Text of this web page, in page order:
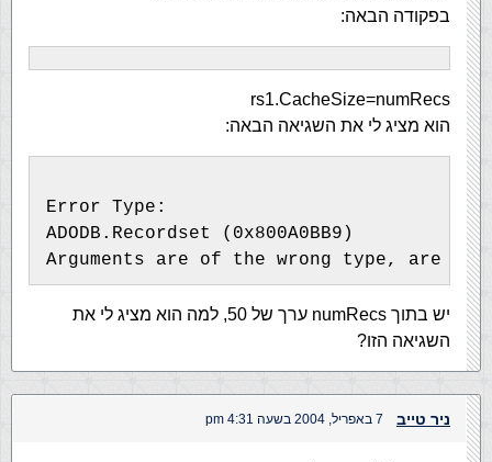
בפקודה הבאה:
rs1.CacheSize=numRecs
הוא מציג לי את השגיאה הבאה:
Error Type:
ADODB.Recordset (0x800A0BB9)
Arguments are of the wrong type, are
יש בתוך numRecs ערך של 50, למה הוא מציג לי את
השגיאה הזו?
ניר טייב 7 באפריל, 2004 בשעה 4:31 pm